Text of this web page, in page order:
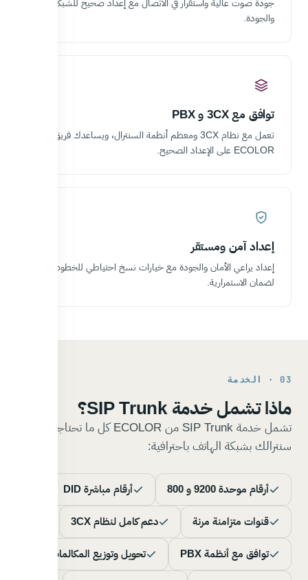
جودة صوت عالية واستقرار في الاتصال مع إعداد صحيح للشبكة
والجودة.
توافق مع 3CX و PBX
تعمل مع نظام 3CX ومعظم أنظمة السنترال، ويساعدك فريق
ECOLOR على الإعداد الصحيح.
إعداد آمن ومستقر
إعداد يراعي الأمان والجودة مع خيارات نسخ احتياطي للخطوط
لضمان الاستمرارية.
03 · الخدمة
ماذا تشمل خدمة SIP Trunk؟
تشمل خدمة SIP Trunk من ECOLOR كل ما تحتاجه لربط
سنترالك بشبكة الهاتف باحترافية:
أرقام موحدة 9200 و 800 أرقام مباشرة DID
قنوات متزامنة مرنة دعم كامل لنظام 3CX
توافق مع أنظمة PBX تحويل وتوزيع المكالمات